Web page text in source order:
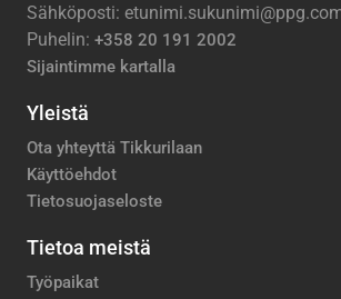
Sähköposti:
Puhelin: +358 20 191 2002
Sijaintimme kartalla
Yleistä
Ota yhteyttä Tikkurilaan
Käyttöehdot
Tietosuojaseloste
Tietoa meistä
Työpaikat